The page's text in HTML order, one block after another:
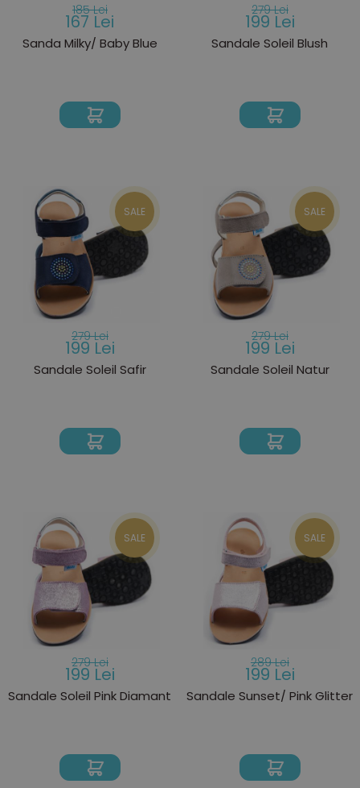
185 Lei
167 Lei
Sanda Milky/ Baby Blue
279 Lei
199 Lei
Sandale Soleil Blush
SALE
279 Lei
199 Lei
Sandale Soleil Safir
SALE
279 Lei
199 Lei
Sandale Soleil Natur
SALE
279 Lei
199 Lei
Sandale Soleil Pink Diamant
SALE
289 Lei
199 Lei
Sandale Sunset/ Pink Glitter